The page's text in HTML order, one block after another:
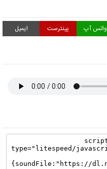
واتس آپ پینترست ایمیل